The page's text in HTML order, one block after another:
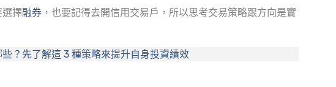
選擇融券 ，也要記得去開信用交易戶，所以思考交易策略跟方向是實
？先了解這 3 種策略來提升自身投資績效